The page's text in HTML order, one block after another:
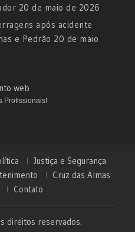
20 de maio de 2026
após acidente
e Pedrão 20 de maio
Profissionais!
Justiça e Segurança
Cruz das Almas
Contato
direitos reservados.